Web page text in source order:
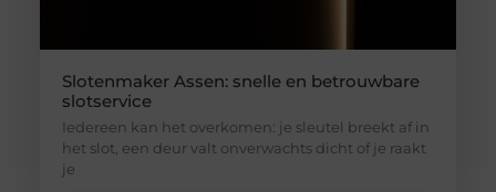
Slotenmaker Assen: snelle en betrouwbare
slotservice
Iedereen kan het overkomen: je sleutel breekt af in
het slot, een deur valt onverwachts dicht of je raakt
je